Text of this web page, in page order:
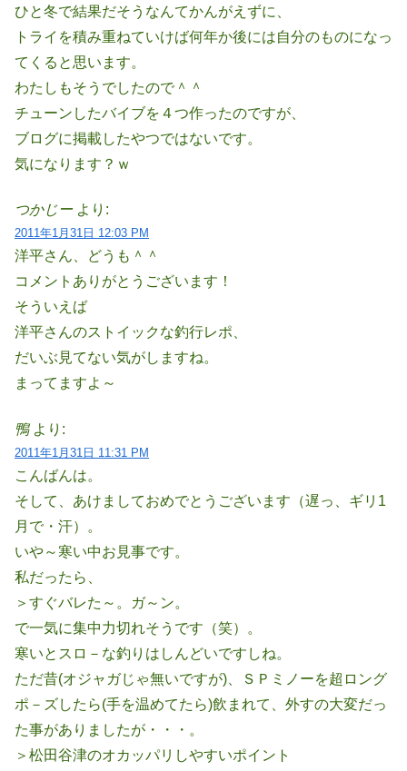
ひと冬で結果だそうなんてかんがえずに、
トライを積み重ねていけば何年か後には自分のものになっ
てくると思います。
わたしもそうでしたので＾＾
チューンしたバイブを４つ作ったのですが、
ブログに掲載したやつではないです。
気になります？ｗ
つかじー より:
2011年1月31日 12:03 PM
洋平さん、どうも＾＾
コメントありがとうございます！
そういえば
洋平さんのストイックな釣行レポ、
だいぶ見てない気がしますね。
まってますよ～
鴨 より:
2011年1月31日 11:31 PM
こんばんは。
そして、あけましておめでとうございます（遅っ、ギリ1
月で・汗）。
いや～寒い中お見事です。
私だったら、
＞すぐバレた～。ガ～ン。
で一気に集中力切れそうです（笑）。
寒いとスロ－な釣りはしんどいですしね。
ただ昔(オジャガじゃ無いですが)、ＳＰミノーを超ロング
ポ－ズしたら(手を温めてたら)飲まれて、外すの大変だっ
た事がありましたが・・・。
＞松田谷津のオカッパリしやすいポイント